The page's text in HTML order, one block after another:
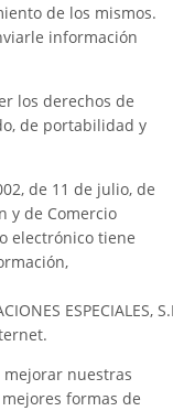
de los mismos.
información
los derechos de
de portabilidad y
de 11 de julio, de
y de Comercio
electrónico tiene
ESPECIALES,
mejorar nuestras
formas de